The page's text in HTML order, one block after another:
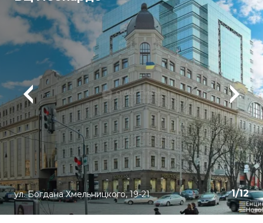
1/12
ул. Богдана Хмельницкого, 19-21